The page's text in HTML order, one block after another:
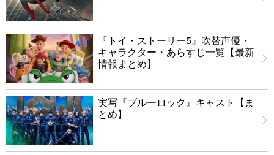
『トイ・ストーリー5』吹替声優・
キャラクター・あらすじ一覧【最新
情報まとめ】
実写『ブルーロック』キャスト【ま
とめ】